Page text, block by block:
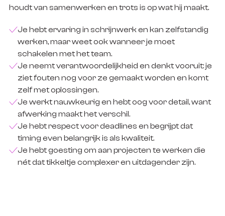
houdt van samenwerken en trots is op wat hij maakt.
Je hebt ervaring in schrijnwerk en kan zelfstandig
werken, maar weet ook wanneer je moet
schakelen met het team.
Je neemt verantwoordelijkheid en denkt vooruit: je
ziet fouten nog voor ze gemaakt worden en komt
zelf met oplossingen.
Je werkt nauwkeurig en hebt oog voor detail, want
afwerking maakt het verschil.
Je hebt respect voor deadlines en begrijpt dat
timing even belangrijk is als kwaliteit.
Je hebt goesting om aan projecten te werken die
nét dat tikkeltje complexer en uitdagender zijn.